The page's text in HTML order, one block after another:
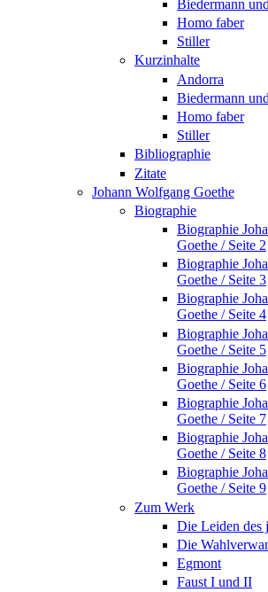
Biedermann
Homo faber
Stiller
Kurzinhalte
Andorra
Biedermann
Homo faber
Stiller
Bibliographie
Zitate
Johann Wolfgang Goethe
Biographie
Biographie
Goethe / Seite 2
Biographie
Goethe / Seite 3
Biographie
Goethe / Seite 4
Biographie
Goethe / Seite 5
Biographie
Goethe / Seite 6
Biographie
Goethe / Seite 7
Biographie
Goethe / Seite 8
Biographie
Goethe / Seite 9
Zum Werk
Die Leiden des
Die
Egmont
Faust I und II